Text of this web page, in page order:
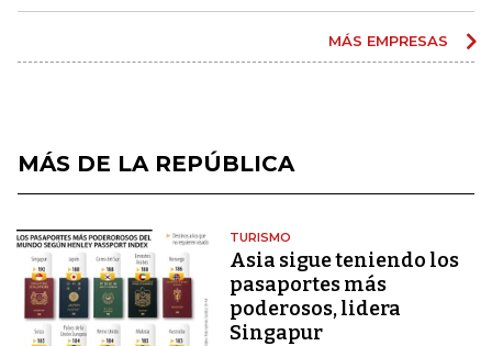
MÁS EMPRESAS
MÁS DE LA REPÚBLICA
TURISMO
Asia sigue teniendo los
pasaportes más
poderosos, lidera
Singapur